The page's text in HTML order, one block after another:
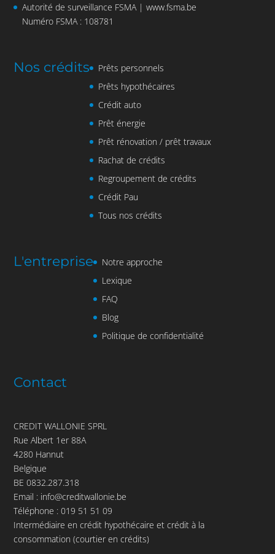
Autorité de surveillance FSMA |www.fsma.be
Numéro FSMA : 108781
Nos crédits
Prêts personnels
Prêts hypothécaires
Crédit auto
Prêt énergie
Prêt rénovation / prêt travaux
Rachat de crédits
Regroupement de crédits
Crédit Pau
Tous nos crédits
L'entreprise
Notre approche
Lexique
FAQ
Blog
Politique de confidentialité
Contact
CREDIT WALLONIE SPRL
Rue Albert 1er 88A
4280 Hannut
Belgique
BE 0832.287.318
Email : info@creditwallonie.be
Téléphone :019 51 51 09
Intermédiaire en crédit hypothécaire et crédit à la
consommation (courtier en crédits)